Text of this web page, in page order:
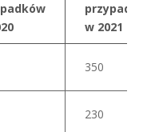
przypadków
w 2021
350
230